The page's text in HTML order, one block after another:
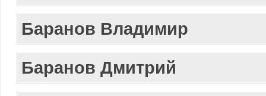
Баранов Владимир
Баранов Дмитрий